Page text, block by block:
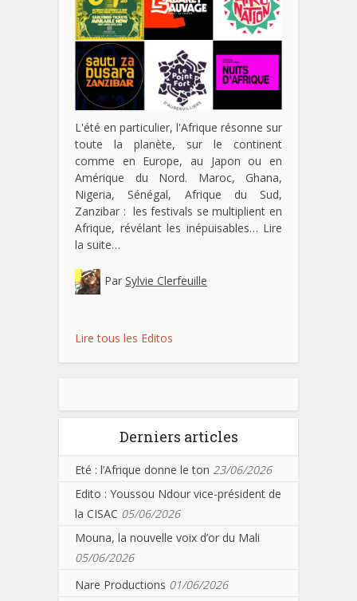
L'été en particulier, l'Afrique résonne sur
toute la planète, sur le continent
comme en Europe, au Japon ou en
Amérique du Nord. Maroc, Ghana,
Nigeria, Sénégal, Afrique du Sud,
Zanzibar : les festivals se multiplient en
Afrique, révélant les inépuisables… Lire
la suite…
Par Sylvie Clerfeuille
Lire tous les Editos
Derniers articles
Eté : l’Afrique donne le ton 23/06/2026
Edito : Youssou Ndour vice-président de
la CISAC 05/06/2026
Mouna, la nouvelle voix d’or du Mali
05/06/2026
Nare Productions 01/06/2026